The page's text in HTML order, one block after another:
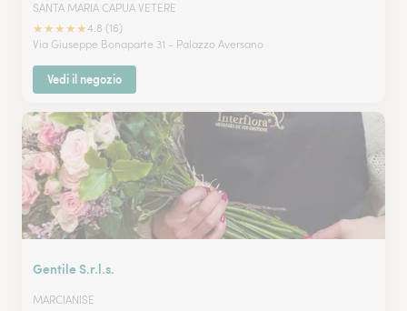
SANTA MARIA CAPUA VETERE
★★★★★4.8 (16)
Via Giuseppe Bonaparte 31 - Palazzo Aversano
Vedi il negozio
Gentile S.r.l.s.
MARCIANISE